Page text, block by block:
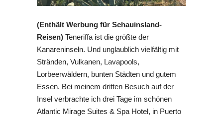
(Enthält Werbung für Schauinsland-
Reisen) Teneriffa ist die größte der
Kanareninseln. Und unglaublich vielfältig mit
Stränden, Vulkanen, Lavapools,
Lorbeerwäldern, bunten Städten und gutem
Essen. Bei meinem dritten Besuch auf der
Insel verbrachte ich drei Tage im schönen
Atlantic Mirage Suites & Spa Hotel, in Puerto